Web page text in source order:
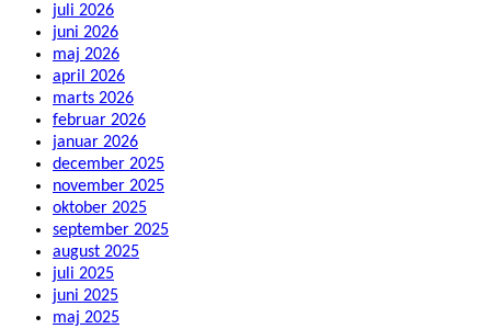
juli 2026
juni 2026
maj 2026
april 2026
marts 2026
februar 2026
januar 2026
december 2025
november 2025
oktober 2025
september 2025
august 2025
juli 2025
juni 2025
maj 2025